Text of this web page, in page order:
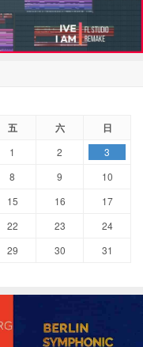
五 六 日
1 2
3
8 9
10
15 16
17
22 23
24
29 30
31